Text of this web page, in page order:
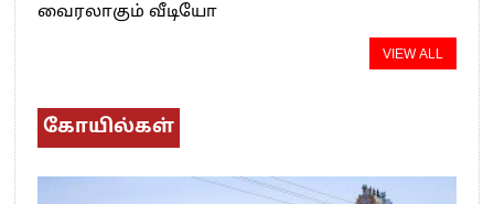
வைரலாகும் வீடியோ
VIEW ALL
கோயில்கள்